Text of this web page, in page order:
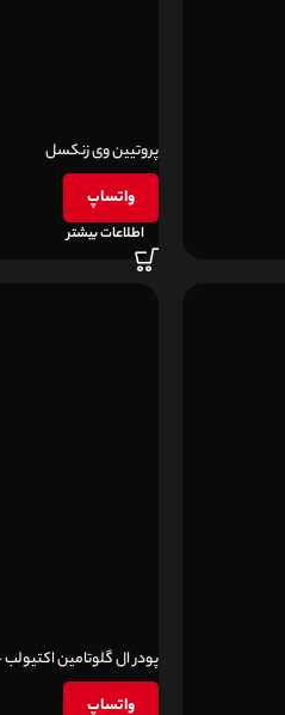
پروتیین وی زنکسل
واتساپ
اطلاعات بیشتر
پودر ال گلوتامین اکتیولب
واتساپ